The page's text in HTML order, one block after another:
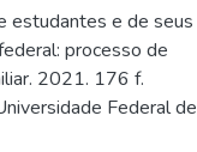
estudantes e de seus
processo de
2021. 176 f.
Federal de